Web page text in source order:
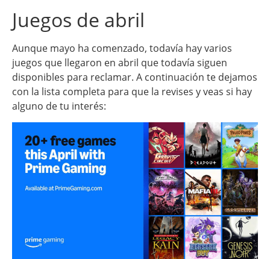
Juegos de abril
Aunque mayo ha comenzado, todavía hay varios
juegos que llegaron en abril que todavía siguen
disponibles para reclamar. A continuación te dejamos
con la lista completa para que la revises y veas si hay
alguno de tu interés: